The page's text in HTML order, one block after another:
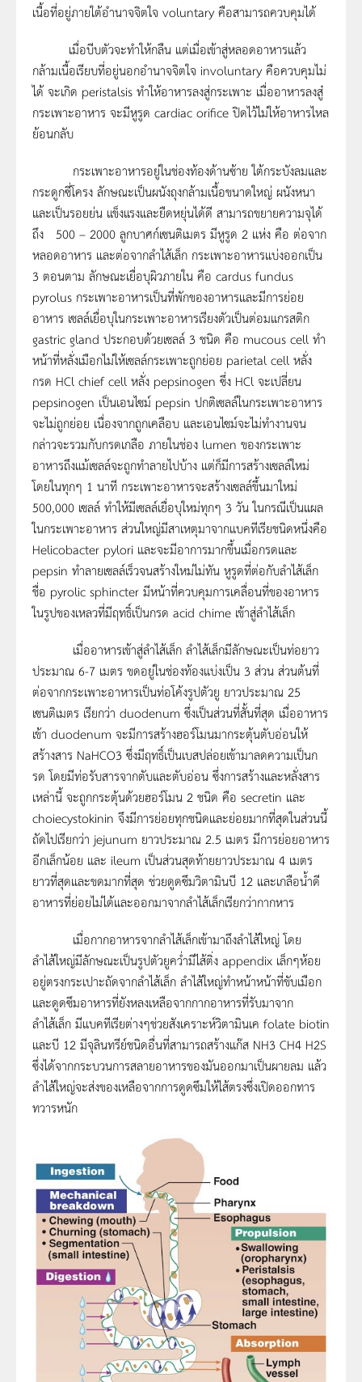
เนื้อที่อยู่ภายใต้อำนาจจิตใจ voluntary คือสามารถควบคุมได้
เมื่อบีบตัวจะทำให้กลืน แต่เมื่อเข้าสู่หลอดอาหารแล้ว
กล้ามเนื้อเรียบที่อยู่นอกอำนาจจิตใจ involuntary คือควบคุมไม่
ได้ จะเกิด peristalsis ทำให้อาหารลงสู่กระเพาะ เมื่ออาหารลงสู๋
กระเพาะอาหาร จะมีหูรูด cardiac orifice ปิดไว้ไม่ให้อาหารไหล
ย้อนกลับ
กระเพาะอาหารอยู่ในช่องท้องด้านซ้าย ใต้กระบังลมและ
กระดูกซี่โครง ลักษณะเป็นผนังถุงกล้ามเนื้อขนาดใหญ่ ผนังหนา
และเป็นรอยย่น แข็งแรงและยืดหยุ่นได้ดี สามารถขยายความจุได้
ถึง 500 – 2000 ลูกบาศก์เซนติเมตร มีหูรูด 2 แห่ง คือ ต่อจาก
หลอดอาหาร และต่อจากลำไส้เล็ก กระเพาะอาหารแบ่งออกเป็น
3 ตอนตาม ลักษณะเยื่อบุผิวภายใน คือ cardus fundus
pyrolus กระเพาะอาหารเป็นที่พักของอาหารและมีการย่อย
อาหาร เซลล์เยื่อบุในกระเพาะอาหารเรียงตัวเป็นต่อมแกรสติก
gastric gland ประกอบด้วยเซลล์ 3 ชนิด คือ mucous cell ทำ
หน้าที่หลั่งเมือกไม่ให้เซลล์กระเพาะถูกย่อย parietal cell หลั่ง
กรด HCl chief cell หลั่ง pepsinogen ซึ่ง HCl จะเปลี่ยน
pepsinogen เป็นเอนไซม์ pepsin ปกติเซลล์ในกระเพาะอาหาร
จะไม่ถูกย่อย เนื่องจากถูกเคลือบ และเอนไซม์จะไม่ทำงานจน
กล่าวจะรวมกับกรดเกลือ ภายในช่อง lumen ของกระเพาะ
อาหารถึงแม้เซลล์จะถูกทำลายไปบ้าง แต่ก็มีการสร้างเซลล์ใหม่
โดยในทุกๆ 1 นาที กระเพาะอาหารจะสร้างเซลล์ขึ้นมาใหม่
500,000 เซลล์ ทำให้มีเซลล์เยื่อบุใหม่ทุกๆ 3 วัน ในกรณีเป็นแผล
ในกระเพาะอาหาร ส่วนใหญ่มีสาเหตุมาจากแบคทีเรียชนิดหนึ่งคือ
Helicobacter pylori และจะมีอาการมากขึ้นเมื่อกรดและ
pepsin ทำลายเซลล์เร็วจนสร้างใหม่ไม่ทัน หูรูดที่ต่อกับลำไส้เล็ก
ชื่อ pyrolic sphincter มีหน้าที่ควบคุมการเคลื่อนที่ของอาหาร
ในรูปของเหลวที่มีฤทธิ์เป็นกรด acid chime เข้าสู่ลำไส้เล็ก
เมื่ออาหารเข้าสู่ลำไส้เล็ก ลำไส้เล็กมีลักษณะเป็นท่อยาว
ประมาณ 6-7 เมตร ขดอยู่ในช่องท้องแบ่งเป็น 3 ส่วน ส่วนต้นที่
ต่อจากกระเพาะอาหารเป็นท่อโค้งรูปตัวยู ยาวประมาณ 25
เซนติเมตร เรียกว่า duodenum ซึ่งเป็นส่วนที่สั้นที่สุด เมื่ออาหาร
เข้า duodenum จะมีการสร้างฮอร์โมนมากระตุ้นตับอ่อนให้
สร้างสาร NaHCO3 ซึ่งมีฤทธิ์เป็นเบสปล่อยเข้ามาลดความเป็นก
รด โดยมีท่อรับสารจากตับและตับอ่อน ซึ่งการสร้างและหลั่งสาร
เหล่านี้ จะถูกกระตุ้นด้วยฮอร์โมน 2 ชนิด คือ secretin และ
choiecystokinin จึงมีการย่อยทุกชนิดและย่อยมากที่สุดในส่วนนี้
ถัดไปเรียกว่า jejunum ยาวประมาณ 2.5 เมตร มีการย่อยอาหาร
อีกเล็กน้อย และ ileum เป็นส่วนสุดท้ายยาวประมาณ 4 เมตร
ยาวที่สุดและขดมากที่สุด ช่วยดูดซึมวิตามินบี 12 และเกลือน้ำดี
อาหารที่ย่อยไม่ได้และออกมาจากลำไส้เล็กเรียกว่ากากหาร
เมื่อกากอาหารจากลำไส้เล็กเข้ามาถึงลำไส้ใหญ่ โดย
ลำไส้ใหญ่มีลักษณะเป็นรูปตัวยูคว่ำมีไส้ติ่ง appendix เล็กๆห้อย
อยู่ตรงกระเปาะถัดจากลำไส้เล็ก ลำไส้ใหญ่ทำหน้าหน้าที่ขับเมือก
และดูดซึมอาหารที่ยังหลงเหลือจากกากอาหารที่รับมาจาก
ลำไส้เล็ก มีแบคทีเรียต่างๆช่วยสังเคราะห์วิตามินเค folate biotin
และบี 12 มีจุลินทรีย์ชนิดอื่นที่สามารถสร้างแก๊ส NH3 CH4 H2S
ซึ่งได้จากกระบวนการสลายอาหารของมันออกมาเป็นผายลม แล้ว
ลำไส้ใหญ่จะส่งของเหลือจากการดูดซึมให้ไส้ตรงซึ่งเปิดออกทาร
ทวารหนัก